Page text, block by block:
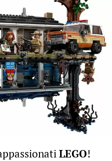
LEGO!